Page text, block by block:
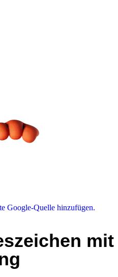
Google-Quelle hinzufügen.
mit